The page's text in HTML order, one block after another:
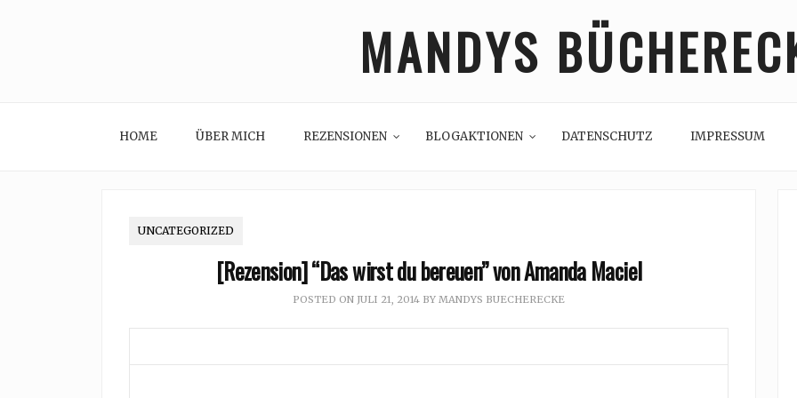
MANDYS
HOME ÜBER MICH REZENSIONEN BLOGAKTIONEN DATENSCHUTZ IMPRESSUM
UNCATEGORIZED
[Rezension] “Das wirst du bereuen” von Amanda Maciel
POSTED ON JULI 21, 2014 BY MANDYS BUECHERECKE